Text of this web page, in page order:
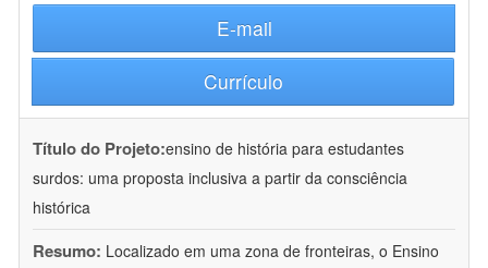
E-mail
Currículo
Título do Projeto:ensino de história para estudantes
surdos: uma proposta inclusiva a partir da consciência
histórica
Resumo: Localizado em uma zona de fronteiras, o Ensino